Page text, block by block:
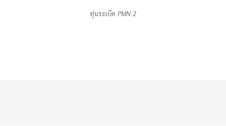
ทุ่นระเบิด PMN 2